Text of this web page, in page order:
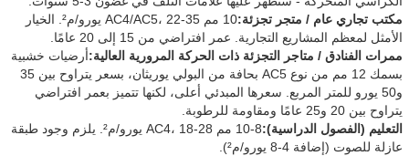
مكتب تجاري عام / متجر تجزئة:
10 مم AC4/AC5، 22-35 يورو/م². الخيار
الأمثل لمعظم المشاريع التجارية. عمر افتراضي من 15 إلى 20 عامًا.
ممرات الفنادق / متاجر التجزئة ذات الحركة المرورية العالية:أرضيات خشبية
بسمك 12 مم من نوع AC5 بحافة من البولي يوريثان، بسعر يتراوح بين 35
و50 يورو للمتر المربع. سعرها المبدئي أعلى، لكنها تتميز بعمر افتراضي
يتراوح بين 20 و25 عامًا ومقاومة للرطوبة.
التعليم (الفصول الدراسية):
8-10 مم AC4، 18-28 يورو/م². يلزم وجود طبقة
عازلة للصوت (إضافة 4-8 يورو/م²).